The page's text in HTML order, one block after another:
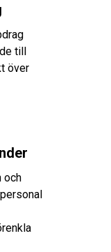
till
över
och